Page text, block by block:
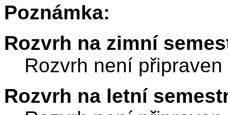
Poznámka:
Rozvrh na zimní
Rozvrh není připraven
Rozvrh na letní